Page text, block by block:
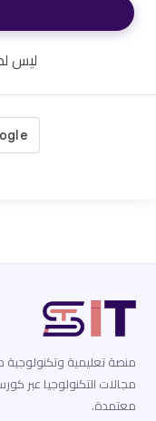
ليس
منصة تعليمية
مجالات التكنولوجيا عبر
معتمدة.